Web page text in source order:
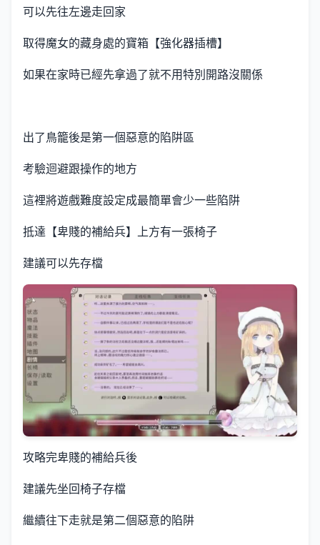
可以先往左邊走回家
取得魔女的藏身處的寶箱【強化器插槽】
如果在家時已經先拿過了就不用特別開路沒關係
出了鳥籠後是第一個惡意的陷阱區
考驗迴避跟操作的地方
這裡將遊戲難度設定成最簡單會少一些陷阱
抵達【卑賤的補給兵】上方有一張椅子
建議可以先存檔
攻略完卑賤的補給兵後
建議先坐回椅子存檔
繼續往下走就是第二個惡意的陷阱